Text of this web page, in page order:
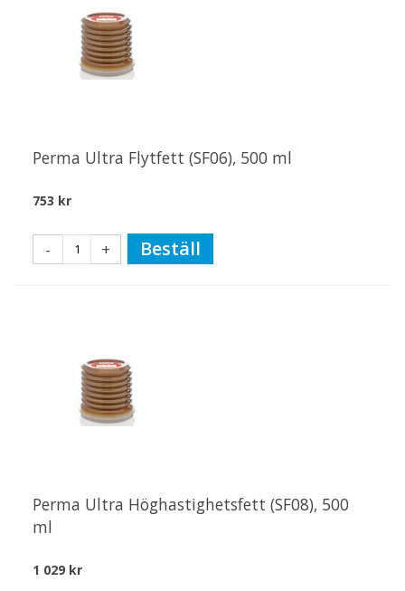
Perma Ultra Flytfett (SF06), 500 ml
753 kr
- + Beställ
Perma Ultra Höghastighetsfett (SF08), 500
ml
1 029 kr